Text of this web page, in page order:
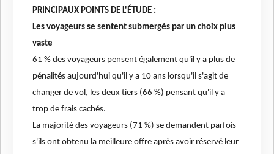
PRINCIPAUX POINTS DE L'ÉTUDE :
Les voyageurs se sentent submergés par un choix plus
vaste
61 % des voyageurs pensent également qu'il y a plus de
pénalités aujourd'hui qu'il y a 10 ans lorsqu'il s'agit de
changer de vol, les deux tiers (66 %) pensant qu'il y a
trop de frais cachés.
La majorité des voyageurs (71 %) se demandent parfois
s'ils ont obtenu la meilleure offre après avoir réservé leur